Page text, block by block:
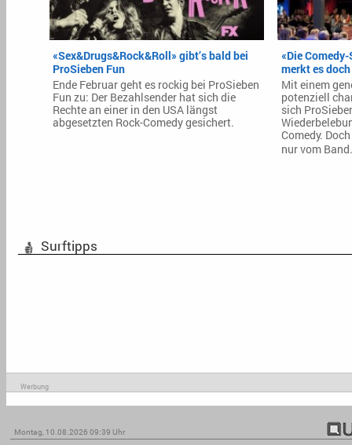
«Sex&Drugs&Rock&Roll» gibt’s bald bei
ProSieben Fun
Ende Februar geht es rockig bei ProSieben
Fun zu: Der Bezahlsender hat sich die
Rechte an einer in den USA längst
abgesetzten Rock-Comedy gesichert.
«Die
merkt es
Mit einem
potenziell
sich
Comedy.
nur vom
Surftipps
Werbung
Montag, 10.08.2026 09:39 Uhr